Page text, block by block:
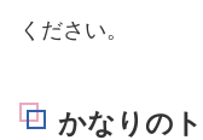
ください。
かなりの